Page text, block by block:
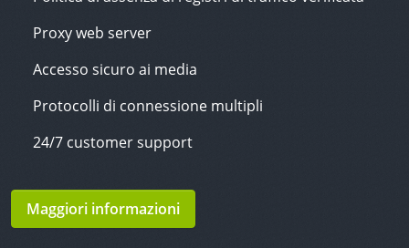
Proxy web server
Accesso sicuro ai media
Protocolli di connessione multipli
24/7 customer support
Maggiori informazioni